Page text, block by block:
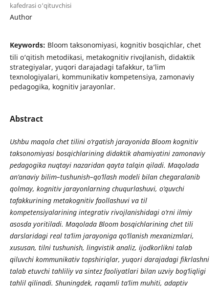
kafedrasi o‘qituvchisi
Author
Keywords: Bloom taksonomiyasi, kognitiv bosqichlar, chet
tili o‘qitish metodikasi, metakognitiv rivojlanish, didaktik
strategiyalar, yuqori darajadagi tafakkur, ta’lim
texnologiyalari, kommunikativ kompetensiya, zamonaviy
pedagogika, kognitiv jarayonlar.
Abstract
Ushbu maqola chet tilini o‘rgatish jarayonida Bloom kognitiv
taksonomiyasi bosqichlarining didaktik ahamiyatini zamonaviy
pedagogika nuqtayi nazaridan qayta talqin qiladi. Maqolada
an’anaviy bilim–tushunish–qo‘llash modeli bilan chegaralanib
qolmay, kognitiv jarayonlarning chuqurlashuvi, o‘quvchi
tafakkurining metakognitiv faollashuvi va til
kompetensiyalarining integrativ rivojlanishidagi o‘rni ilmiy
asosda yoritiladi. Maqolada Bloom bosqichlarining chet tili
darslaridagi real ta’lim jarayoniga qo‘llanish mexanizmlari,
xususan, tilni tushunish, lingvistik analiz, ijodkorlikni talab
qiluvchi kommunikativ topshiriqlar, yuqori darajadagi fikrlashni
talab etuvchi tahliliy va sintez faoliyatlari bilan uzviy bog‘liqligi
tahlil qilinadi. Shuningdek, raqamli ta’lim muhiti, adaptiv